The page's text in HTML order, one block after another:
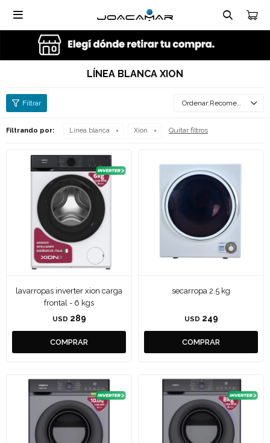

LÍNEA BLANCA XION
Recomendados
Filtrando por: Línea blanca Xion Quitar filtros
lavarropas inverter xion carga
frontal - 6 kgs
USD 289
secarropa 2.5 kg
USD 249